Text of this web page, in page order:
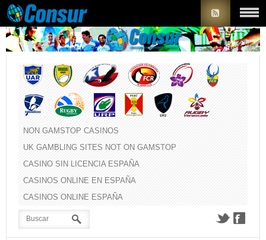
NON GAMSTOP CASINOS
UK GAMBLING SITES NOT ON GAMSTOP
CASINO SIN LICENCIA ESPAÑA
CASINOS ONLINE EN ESPAÑA
CASINOS ONLINE ESPAÑA